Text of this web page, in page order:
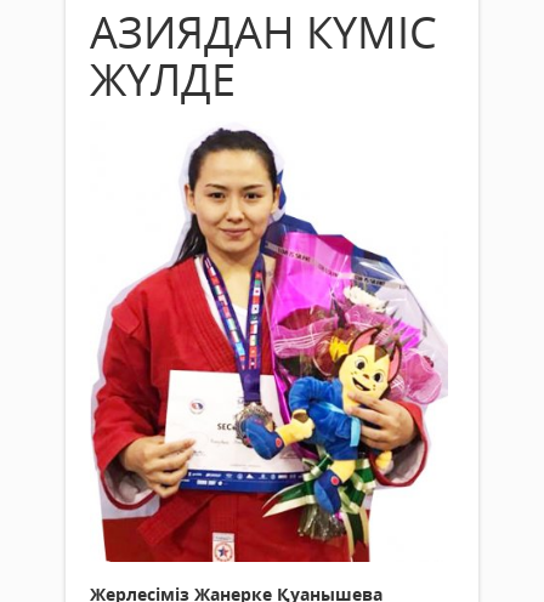
АЗИЯДАН КҮМІС
ЖҮЛДЕ
Жерлесіміз Жанерке Қуанышева